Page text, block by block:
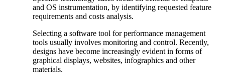
and OS instrumentation, by identifying requested feature
requirements ‌and costs analysis.
Selecting a software⁤ tool for ‍performance⁣ management
tools⁢ usually involves monitoring and control. Recently,
designs have become increasingly evident⁤ in ‍forms ⁤of
graphical displays, websites, infographics and other
materials.